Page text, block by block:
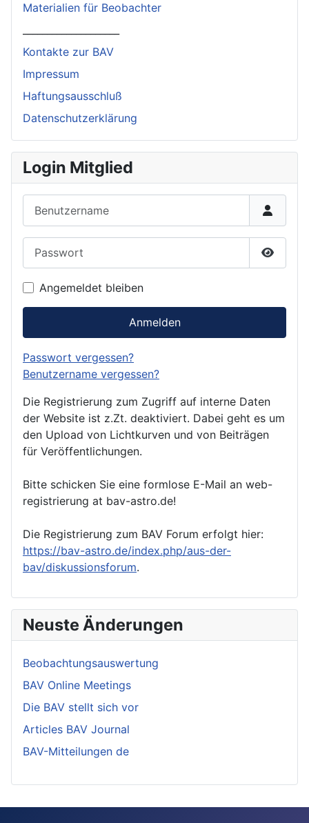
Materialien für Beobachter
Kontakte zur BAV
Impressum
Haftungsausschluß
Datenschutzerklärung
Login Mitglied
Angemeldet bleiben
Anmelden
Passwort vergessen?
Benutzername vergessen?
Die Registrierung zum Zugriff auf interne Daten
der Website ist z.Zt. deaktiviert. Dabei geht es um
den Upload von Lichtkurven und von Beiträgen
für Veröffentlichungen.
Bitte schicken Sie eine formlose E-Mail an web-
registrierung at bav-astro.de!
Die Registrierung zum BAV Forum erfolgt hier:
https://bav-astro.de/index.php/aus-der-
bav/diskussionsforum.
Neuste Änderungen
Beobachtungsauswertung
BAV Online Meetings
Die BAV stellt sich vor
Articles BAV Journal
BAV-Mitteilungen de